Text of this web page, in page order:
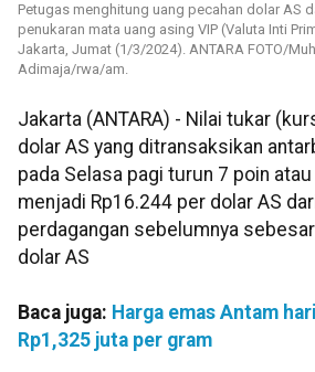
Petugas menghitung uang pecahan dolar AS
penukaran mata uang asing VIP (Valuta Inti
Jakarta, Jumat (1/3/2024). ANTARA FOTO/
Adimaja/rwa/am.
Jakarta (ANTARA) - Nilai tukar
dolar AS yang ditransaksikan
pada Selasa pagi turun 7 poin
menjadi Rp16.244 per dolar AS
perdagangan sebelumnya
dolar AS
Baca juga: Harga emas Antam
Rp1,325 juta per gram